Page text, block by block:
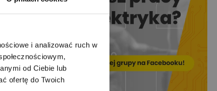
i analizować ruch w
od Ciebie lub
ofertę do Twoich
EL-ROJ
Automatyk/Elektryk/Man
Zadaj pytanie
Mariusz Pajkowski Zadaj pytanie